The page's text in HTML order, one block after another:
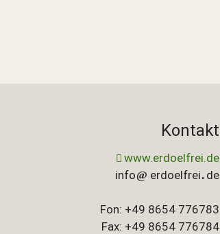
Kontakt
www.erdoelfrei.de
info
erdoelfrei de
Fon: +49 8654 776783
Fax: +49 8654 776784